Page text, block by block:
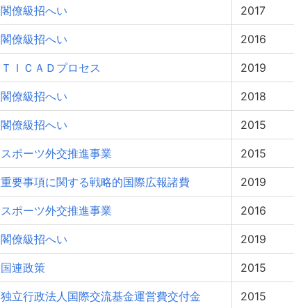
閣僚級招へい 2017
閣僚級招へい 2016
ＴＩＣＡＤプロセス 2019
閣僚級招へい 2018
閣僚級招へい 2015
スポーツ外交推進事業 2015
重要事項に関する戦略的国際広報諸費 2019
スポーツ外交推進事業 2016
閣僚級招へい 2019
国連政策 2015
独立行政法人国際交流基金運営費交付金 2015